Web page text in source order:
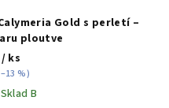
Gold s perletí –
ploutve
/ ks
%)
B